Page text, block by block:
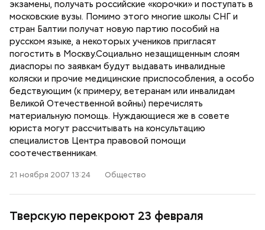
экзамены, получать российские «корочки» и поступать в
московские вузы. Помимо этого многие школы СНГ и
стран Балтии получат новую партию пособий на
русском языке, а некоторых учеников пригласят
погостить в Москву.Социально незащищенным слоям
диаспоры по заявкам будут выдавать инвалидные
коляски и прочие медицинские приспособления, а особо
бедствующим (к примеру, ветеранам или инвалидам
Великой Отечественной войны) перечислять
материальную помощь. Нуждающиеся же в совете
юриста могут рассчитывать на консультацию
специалистов Центра правовой помощи
соотечественникам.
21 ноября 2007 13:24 Общество
Тверскую перекроют 23 февраля